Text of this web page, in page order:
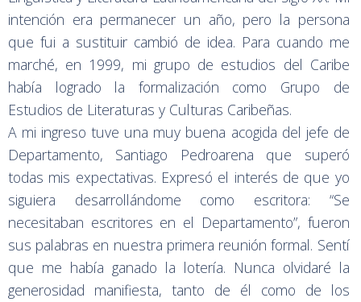
intención era permanecer un año, pero la persona
que fui a sustituir cambió de idea. Para cuando me
marché, en 1999, mi grupo de estudios del Caribe
había logrado la formalización como Grupo de
Estudios de Literaturas y Culturas Caribeñas.
A mi ingreso tuve una muy buena acogida del jefe de
Departamento, Santiago Pedroarena que superó
todas mis expectativas. Expresó el interés de que yo
siguiera desarrollándome como escritora: “Se
necesitaban escritores en el Departamento”, fueron
sus palabras en nuestra primera reunión formal. Sentí
que me había ganado la lotería. Nunca olvidaré la
generosidad manifiesta, tanto de él como de los